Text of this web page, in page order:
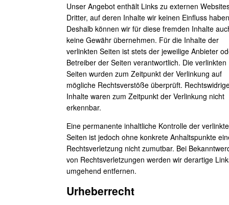
Unser Angebot enthält Links zu externen
Dritter, auf deren Inhalte wir keinen Einfluss
Deshalb können wir für diese fremden Inhalte
keine Gewähr übernehmen. Für die Inhalte der
verlinkten Seiten ist stets der jeweilige Anbieter
Betreiber der Seiten verantwortlich. Die verlinkten
Seiten wurden zum Zeitpunkt der Verlinkung auf
mögliche Rechtsverstöße überprüft.
Inhalte waren zum Zeitpunkt der Verlinkung nicht
erkennbar.
Eine permanente inhaltliche Kontrolle der
Seiten ist jedoch ohne konkrete Anhaltspunkte
Rechtsverletzung nicht zumutbar. Bei
von Rechtsverletzungen werden wir derartige
umgehend entfernen.
Urheberrecht